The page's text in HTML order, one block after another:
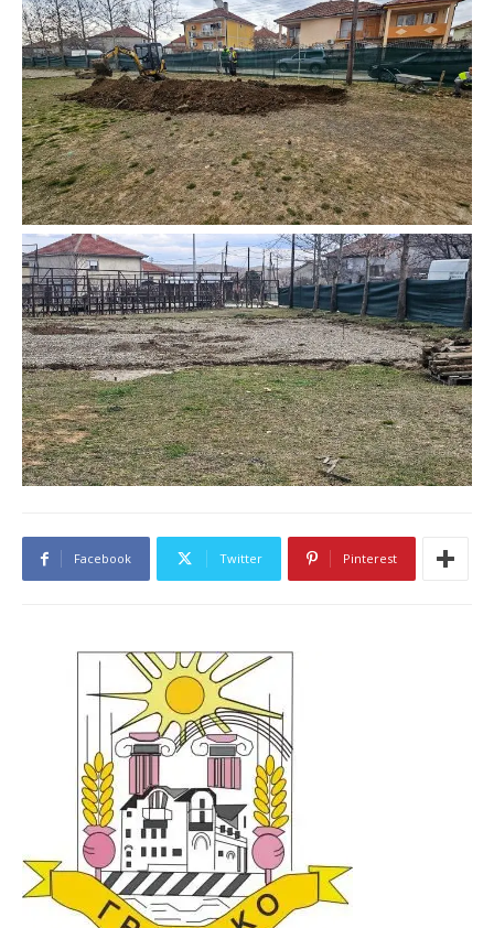
Facebook Twitter Pinterest